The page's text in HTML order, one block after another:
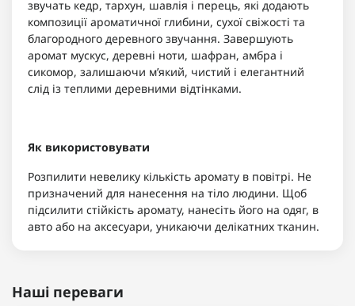
звучать кедр, тархун, шавлія і перець, які додають
композиції ароматичної глибини, сухої свіжості та
благородного деревного звучання. Завершують
аромат мускус, деревні ноти, шафран, амбра і
сикомор, залишаючи м’який, чистий і елегантний
слід із теплими деревними відтінками.
Як використовувати
Розпилити невелику кількість аромату в повітрі. Не
призначений для нанесення на тіло людини. Щоб
підсилити стійкість аромату, нанесіть його на одяг, в
авто або на аксесуари, уникаючи делікатних тканин.
Наші переваги